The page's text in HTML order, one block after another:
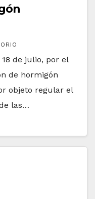
18 de julio, por el
de hormigón
objeto regular el
las…